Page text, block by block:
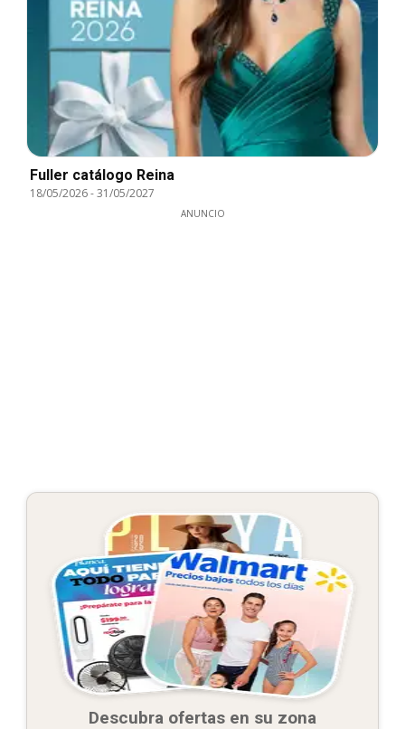
Fuller catálogo Reina
18/05/2026-31/05/2027
ANUNCIO
Descubra ofertas en su zona